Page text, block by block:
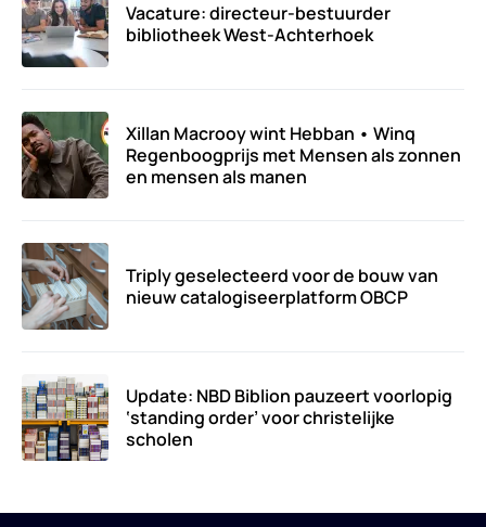
Vacature: directeur-bestuurder
bibliotheek West-Achterhoek
Xillan Macrooy wint Hebban • Winq
Regenboogprijs met Mensen als zonnen
en mensen als manen
Triply geselecteerd voor de bouw van
nieuw catalogiseerplatform OBCP
Update: NBD Biblion pauzeert voorlopig
‘standing order’ voor christelijke
scholen